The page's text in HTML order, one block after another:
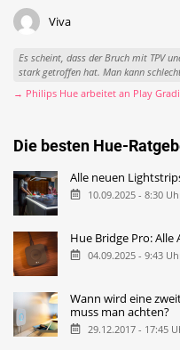
Viva
Es scheint, dass der Bruch mit TPV
stark getroffen hat. Man kann
→ Philips Hue arbeitet an Play
Die besten Hue-
Alle neuen
10.09.2025 - 8:30
Hue Bridge Pro:
04.09.2025 - 9:43
Wann wird eine
muss man achten?
29.12.2017 - 17:45